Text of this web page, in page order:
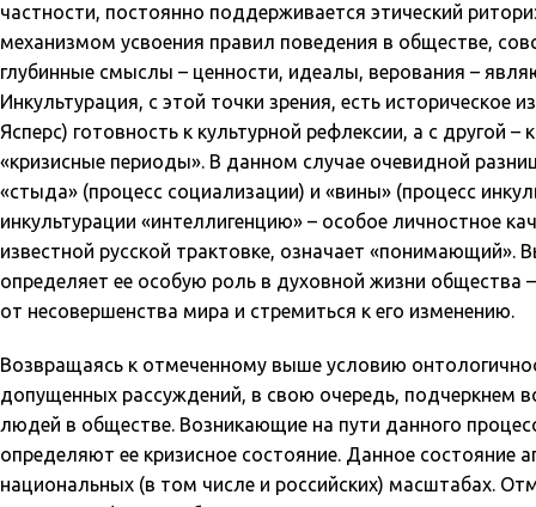
частности, постоянно поддерживается этический
механизмом усвоения правил поведения в обществе,
глубинные смыслы – ценности, идеалы, верования –
Инкультурация, с этой точки зрения, есть
Ясперс) готовность к культурной рефлексии, а с другой
«кризисные периоды». В данном случае очевидной
«стыда» (процесс социализации) и «вины» (процесс
инкультурации «интеллигенцию» – особое личностное
известной русской трактовке, означает «понимающий».
определяет ее особую роль в духовной жизни общества
от несовершенства мира и стремиться к его изменению.
Возвращаясь к отмеченному выше условию
допущенных рассуждений, в свою очередь, подчеркнем
людей в обществе. Возникающие на пути данного
определяют ее кризисное состояние. Данное состояние
национальных (в том числе и российских) масштабах.